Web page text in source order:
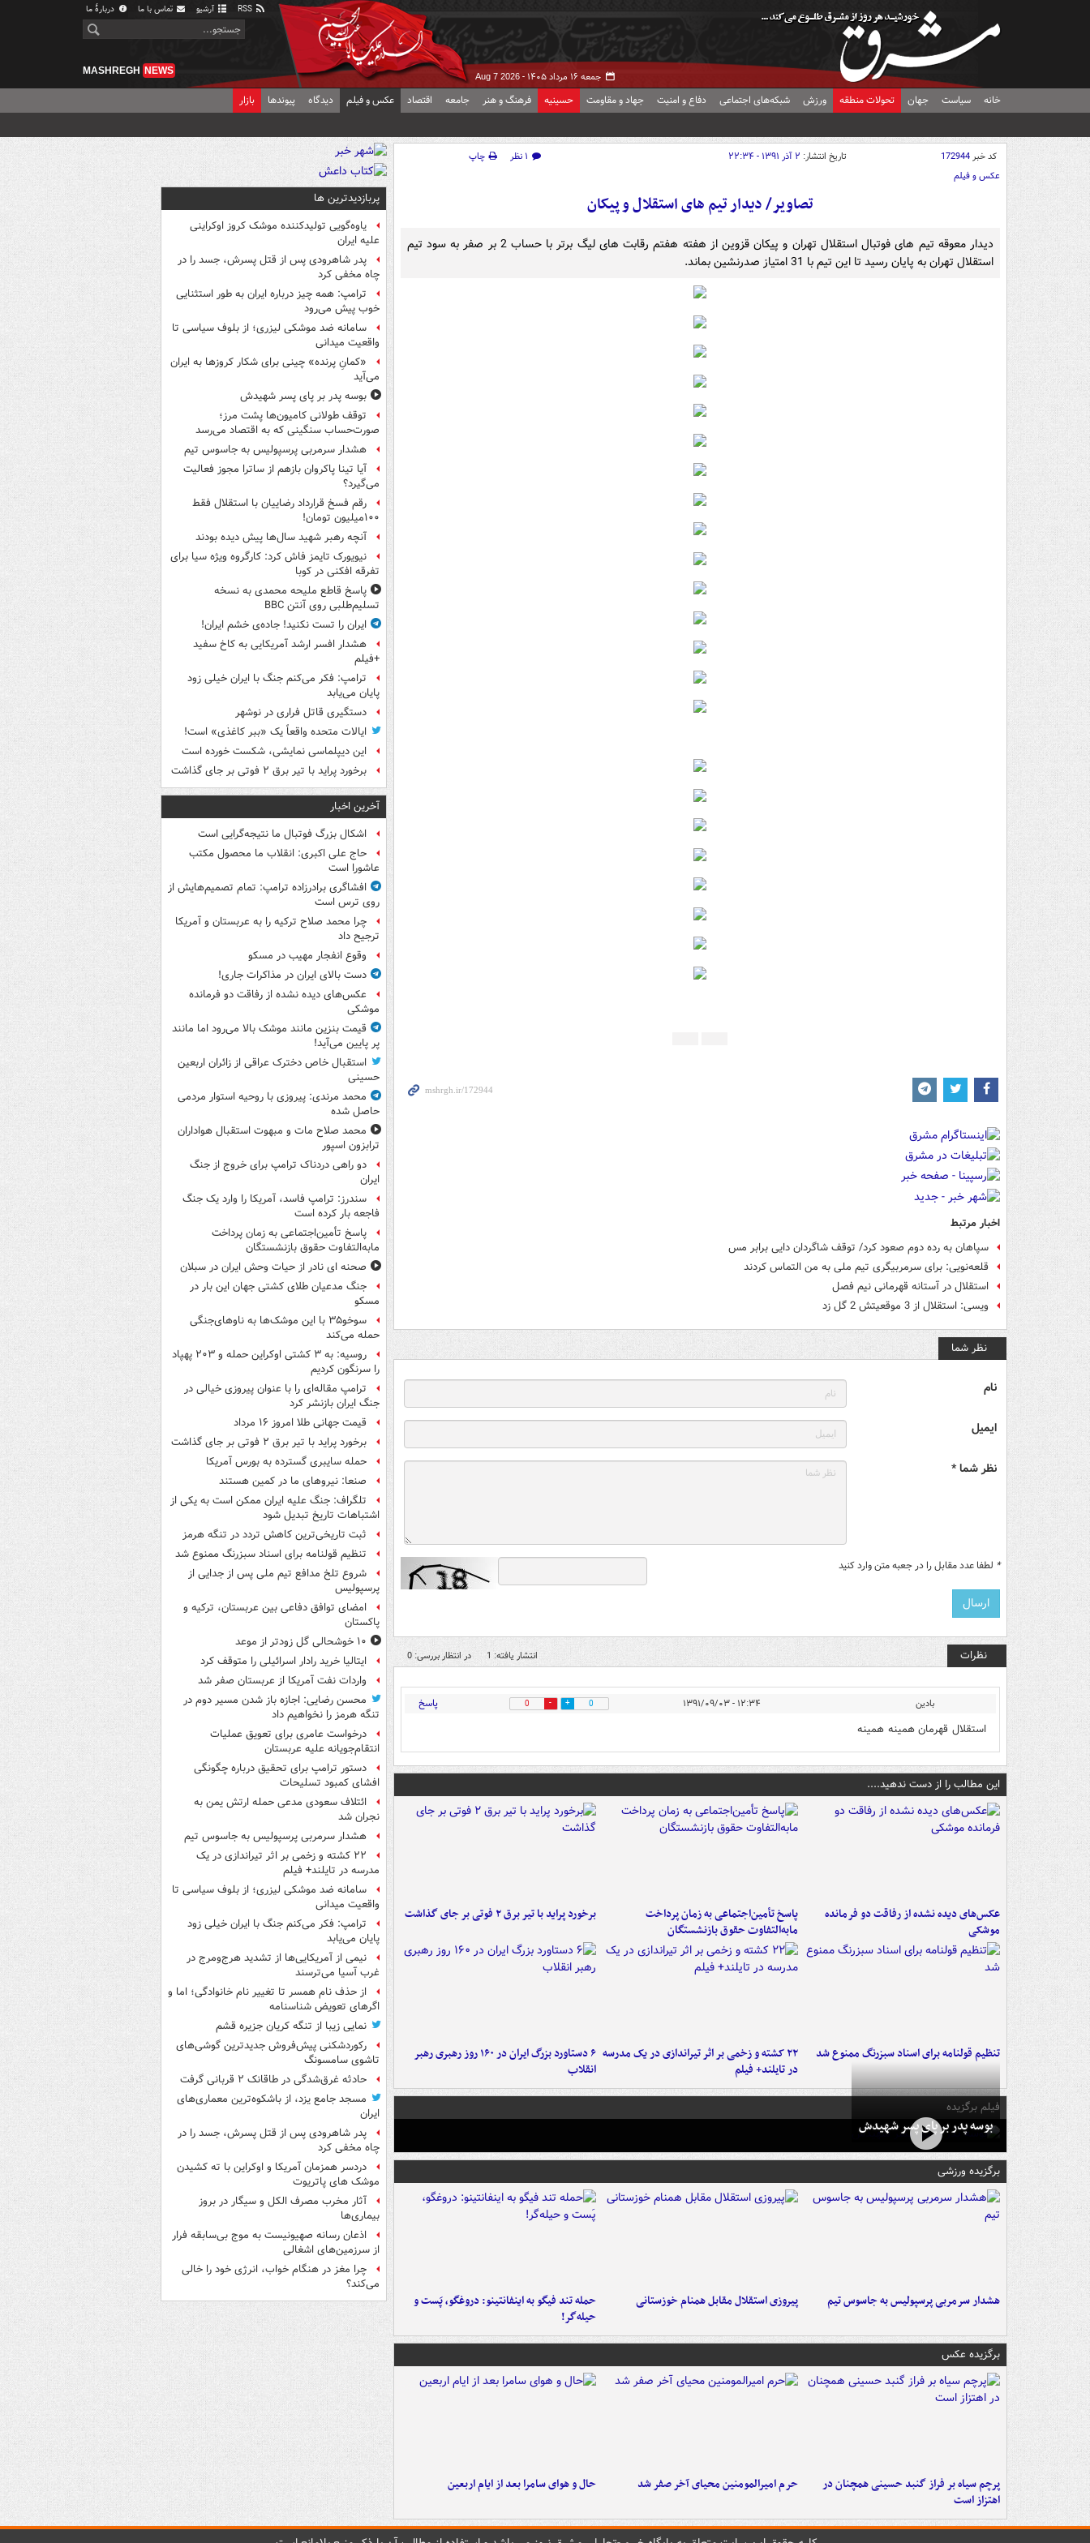
آرشیو تماس با ما دربارهٔ ما
جمعه ۱۶ مرداد ۱۴۰۵ - Aug 7 2026
MASHREGH NEWS
خانه سیاست جهان تحولات منطقه ورزش شبکه‌های اجتماعی دفاع و امنیت جهاد و مقاومت حسینیه فرهنگ و هنر جامعه اقتصاد عکس و فیلم دیدگاه پیوندها بازار
کد خبر172944 تاریخ انتشار: ۲ آذر ۱۳۹۱ - ۲۲:۳۴ ۱ نظر
چاپ
عکس و فیلم
تصاویر/ دیدار تیم های استقلال و پیکان
دیدار معوقه تیم های فوتبال استقلال تهران و پیکان قزوین از هفته هفتم رقابت های لیگ برتر با حساب 2 بر صفر به سود تیم
استقلال تهران به پایان رسید تا این تیم با 31 امتیاز صدرنشین بماند.
اخبار مرتبط
سپاهان به رده دوم صعود کرد/ توقف شاگردان دایی برابر مس
قلعه‌نویی:‌ برای سرمربیگری تیم ملی به من التماس کردند
استقلال در آستانه قهرمانی نیم فصل
ویسی: استقلال از 3 موقعیتش 2 گل زد
نظر شما
نام
ایمیل
نظر شما *
* لطفا عدد مقابل را در جعبه متن وارد کنید
نظرات انتشار یافته: 1 در انتظار بررسی: 0
بادین ۱۲:۳۴ - ۱۳۹۱/۰۹/۰۳ 0
0 پاسخ
استقلال قهرمان همینه همینه
این مطالب را از دست ندهید....
عکس‌های دیده نشده از رفاقت دو فرمانده‌
موشکی
پاسخ تأمین‌اجتماعی به زمان پرداخت
مابه‌التفاوت حقوق بازنشستگان
برخورد پراید با تیر برق ۲ فوتی بر جای گذاشت
تنظیم قولنامه برای اسناد سبزرنگ ممنوع شد
۲۲ کشته و زخمی بر اثر تیراندازی در یک مدرسه
در تایلند+ فیلم
۶ دستاورد بزرگ ایران در ۱۶۰ روز رهبری رهبر
انقلاب
فیلم برگزیده
بوسه‌ پدر بر پای پسر شهیدش
برگزیده ورزشی
هشدار سرمربی پرسپولیس به جاسوس تیم پیروزی استقلال مقابل همنام خوزستانی
حمله تند فیگو به اینفانتینو: دروغگو، پَست‌ و
حیله‌گر!
برگزیده عکس
پرچم سیاه بر فراز گنبد حسینی همچنان در
اهتزاز است
حرم امیرالمومنین محیای آخر صفر شد حال و هوای سامرا بعد از ایام اربعین
پربازدیدترین ها
یاوه‌گویی تولیدکننده موشک کروز اوکراینی
علیه ایران
پدر شاهرودی پس از قتل پسرش، جسد را در
چاه مخفی کرد
ترامپ: همه چیز درباره ایران به طور استثنایی
خوب پیش می‌رود
سامانه ضد موشکی لیزری؛ از بلوف سیاسی تا
واقعیت میدانی
«کمانِ پرنده» چینی برای شکار کروزها به ایران
می‌آید
بوسه‌ پدر بر پای پسر شهیدش
توقف طولانی کامیون‌ها پشت مرز؛
صورت‌حساب سنگینی که به اقتصاد می‌رسد
هشدار سرمربی پرسپولیس به جاسوس تیم
آیا تینا پاکروان بازهم از ساترا مجوز فعالیت
می‌گیرد؟
رقم فسخ قرارداد رضاییان با استقلال فقط
۱۰۰میلیون تومان!
آنچه رهبر شهید سال‌ها پیش دیده بودند
نیویورک تایمز فاش کرد: کارگروه ویژه سیا برای
تفرقه افکنی در کوبا
پاسخ قاطع ملیحه محمدی به نسخه
تسلیم‌طلبی روی آنتن BBC
ایران را تست نکنید! جاده‌ی خشم ایران!
هشدار افسر ارشد آمریکایی به کاخ سفید
+فیلم
ترامپ: فکر می‌کنم جنگ با ایران خیلی زود
پایان می‌یابد
دستگیری قاتل فراری در نوشهر
ایالات متحده واقعاً یک «ببر کاغذی» است!
این دیپلماسی نمایشی، شکست خورده است
برخورد پراید با تیر برق ۲ فوتی بر جای گذاشت
آخرین اخبار
اشکال بزرگ فوتبال ما نتیجه‌گرایی است
حاج علی اکبری: انقلاب ما محصول مکتب
عاشورا است
افشاگری برادرزاده ترامپ: تمام تصمیم‌هایش از
روی ترس است
چرا محمد صلاح ترکیه را به عربستان و آمریکا
ترجیح داد
وقوع انفجار مهیب در مسکو
دست بالای ایران در مذاکرات جاری!
عکس‌های دیده نشده از رفاقت دو فرمانده‌
موشکی
قیمت بنزین مانند موشک بالا می‌رود اما مانند
پر پایین می‌آید!
استقبال خاص دخترک عراقی از زائران اربعین
حسینی
محمد مرندی: پیروزی با روحیه استوار مردمی
حاصل شده
محمد صلاح مات و مبهوت استقبال هواداران
ترابزون اسپور
دو راهی دردناک ترامپ برای خروج از جنگ
ایران
سندرز: ترامپ فاسد، آمریکا را وارد یک جنگ
فاجعه بار کرده است
پاسخ تأمین‌اجتماعی به زمان پرداخت
مابه‌التفاوت حقوق بازنشستگان
صحنه ای نادر از حیات وحش ایران در سبلان
جنگ مدعیان طلای کشتی جهان این بار در
مسکو
سوخو۳۵ با این موشک‌ها به ناوهای‌جنگی
حمله می‌کند
روسیه: به ۳ کشتی اوکراین حمله و ۲۰۳ پهپاد
را سرنگون کردیم
ترامپ مقاله‌ای را با عنوان پیروزی خیالی در
جنگ ایران بازنشر کرد
قیمت جهانی طلا امروز ۱۶ مرداد
برخورد پراید با تیر برق ۲ فوتی بر جای گذاشت
حمله سایبری گسترده به بورس آمریکا
صنعا: نیروهای ما در کمین‌ هستند
تلگراف: جنگ علیه ایران ممکن است به یکی از
اشتباهات تاریخ تبدیل شود
ثبت تاریخی‌ترین کاهش تردد در تنگه هرمز
تنظیم قولنامه برای اسناد سبزرنگ ممنوع شد
شروع تلخ مدافع تیم ملی پس از جدایی از
پرسپولیس
امضای توافق دفاعی بین عربستان، ترکیه و
پاکستان
۱۰ خوشحالی گل زودتر از موعد
ایتالیا خرید رادار اسرائیلی را متوقف کرد
واردات نفت آمریکا از عربستان صفر شد
محسن رضایی: اجازه باز شدن مسیر دوم در
تنگه هرمز را نخواهیم داد
درخواست عامری برای تعویق عملیات
انتقام‌جویانه علیه عربستان
دستور ترامپ برای تحقیق درباره چگونگی
افشای کمبود تسلیحات
ائتلاف سعودی مدعی حمله ارتش یمن به
نجران شد
هشدار سرمربی پرسپولیس به جاسوس تیم
۲۲ کشته و زخمی بر اثر تیراندازی در یک
مدرسه در تایلند+ فیلم
سامانه ضد موشکی لیزری؛ از بلوف سیاسی تا
واقعیت میدانی
ترامپ: فکر می‌کنم جنگ با ایران خیلی زود
پایان می‌یابد
نیمی از آمریکایی‌ها از تشدید هرج‌ومرج در
غرب آسیا می‌ترسند
از حذف نام همسر تا تغییر نام خانوادگی؛ اما و
اگرهای تعویض شناسنامه
نمایی زیبا از تنگه کریان جزیره قشم
رکوردشکنی پیش‌فروش جدیدترین گوشی‌های
تاشوی سامسونگ
حادثه غرق‌شدگی در طاقانک ۲ قربانی گرفت
مسجد جامع یزد، از باشکوه‌ترین معماری‌های
ایران
پدر شاهرودی پس از قتل پسرش، جسد را در
چاه مخفی کرد
دردسر همزمان آمریکا و اوکراین با ته کشیدن
موشک های پاتریوت
آثار مخرب مصرف الکل و سیگار در بروز
بیماری‌ها
اذعان رسانه صهیونیست به موج بی‌سابقه فرار
از سرزمین‌های اشغالی
چرا مغز در هنگام خواب، انرژی خود را خالی
می‌کند؟